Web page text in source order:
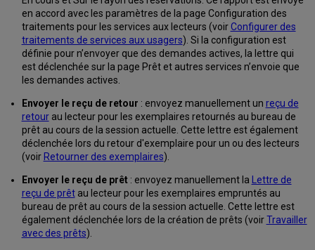
les
prêts
Accéder
à
la
Voir
les
prêts
d'un
lecteur
Voir
les
informations
de
prêt
en accord avec les paramètres de la page Configuration des
traitements pour les services aux lecteurs (voirConfigurer des
traitements de services aux usagers). Si la configuration est
définie pour n’envoyer que des demandes actives, la lettre qui
est déclenchée sur la page Prêt et autres services n’envoie que
les demandes actives.
Envoyer le reçu de retour : envoyez manuellement un reçu de
retourau lecteur pour les exemplaires retournés au bureau de
prêt au cours de la session actuelle. Cette lettre est également
déclenchée lors du retour d'exemplaire pour un ou des lecteurs
(voir Retourner des exemplaires).
Envoyer le reçu de prêt: envoyez manuellement la
Lettre de
reçu de prêtau lecteur pour les exemplaires empruntés au
bureau de prêt au cours de la session actuelle. Cette lettre est
également déclenchée lors de la création de prêts (voirTravailler
avec des prêts).